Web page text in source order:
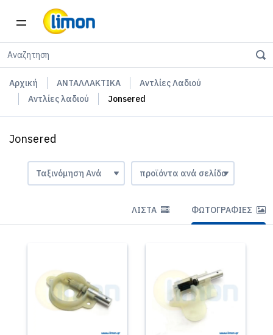
Αρχική ΑΝΤΑΛΛΑΚΤΙΚΑ
Αντλίες Λαδιού
Αντλίες λαδιού
Jonsered
Jonsered
ΛΊΣΤΑ ΦΩΤΟΓΡΑΦΊΕΣ